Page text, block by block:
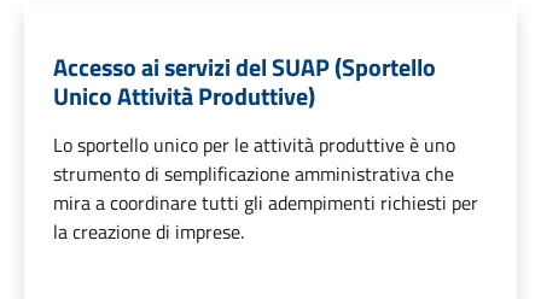
Accesso ai servizi del SUAP (Sportello
Unico Attività Produttive)
Lo sportello unico per le attività produttive è uno
strumento di semplificazione amministrativa che
mira a coordinare tutti gli adempimenti richiesti per
la creazione di imprese.